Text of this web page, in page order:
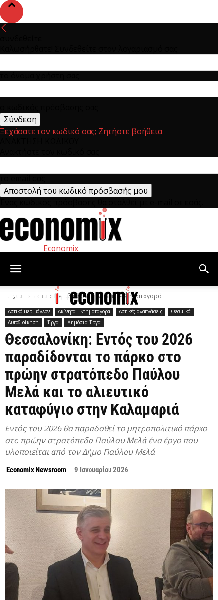
Ξεχάσατε τον κωδικό σας; Ζητήστε βοήθεια
Economix
Αρχική Αστικό Περιβάλλον Ακίνητα - Κτηματαγορά
Αστικό Περιβάλλον Ακίνητα - Κτηματαγορά Αστικές αναπλάσεις
Θεσμικά
Αυτοδιοίκηση
Έργα Δημόσια Έργα
Θεσσαλονίκη: Εντός του 2026
παραδίδονται το πάρκο στο
πρώην στρατόπεδο Παύλου
Μελά και το αλιευτικό
καταφύγιο στην Καλαμαριά
Εντός του 2026 θα παραδοθεί το μητροπολιτικό πάρκο
στο πρώην στρατόπεδο Παύλου Μελά ένα έργο που
υλοποιείται από τον Δήμο Παύλου Μελά
Economix Newsroom 9 Ιανουαρίου 2026